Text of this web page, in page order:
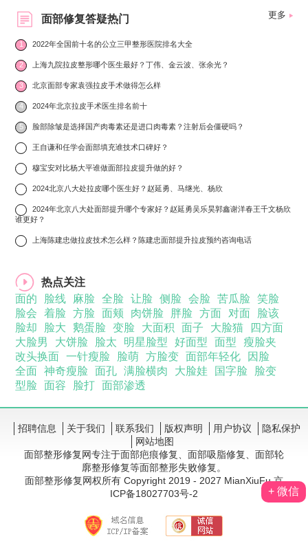
面部修复答疑热门 更多
1 2022年全国前十名的公立三甲整形医院排名大全
2 上海九院拉皮整形哪个医生最好？丁伟、金云波、张余光？
3 北京面部专家袁强拉皮手术做得怎么样
4 2024年北京拉皮手术医生排名前十
5 脸部除皱是选择国产肉毒素还是进口肉毒素？注射后会僵硬吗？
王自谦和任学会面部填充谁技术口碑好？
穆宝安对比杨大平谁做面部拉皮提升做的好？
2024北京八大处拉皮哪个医生好？赵延勇、马继光、杨欣
2024年北京八大处面部提升哪个专家好？赵延勇吴乐昊郭鑫谢洋春王千文杨欣
谁更好？
10 上海陈建忠做拉皮技术怎么样？陈建忠面部提升拉皮预约咨询电话
热点关注
面的
脸线 麻脸 全脸 让脸 侧脸 会脸 苦瓜脸
笑脸
脸会
着脸 方脸 面颊 肉饼脸 胖脸 方面 对面
脸该
脸却
脸大 鹅蛋脸 变脸 大面积 面子 大脸猫
四方面
大脸男
大饼脸 脸太 明星脸型 好面型 面型
瘦脸夹
改头换面
一针瘦脸 脸萌 方脸变 面部年轻化
因脸
全面
神奇瘦脸 面孔 满脸横肉 大脸娃 国字脸
脸变
型脸
面容 脸打 面部渗透
招聘信息 关于我们 联系我们 版权声明 用户协议
隐私保护
网站地图
面部整形修复网专注于面部疤痕修复、面部吸脂修复、面部轮
廓整形修复等面部整形失败修复。
面部整形修复网权所有 Copyright 2019 - 2027 MianXiuFu 京
ICP备18027703号-2
+ 微信